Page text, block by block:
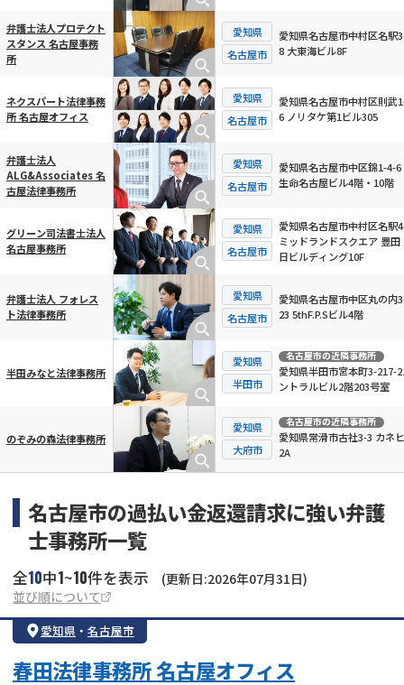
弁護士法人プロテクト
スタンス 名古屋事務
所
愛知県
名古屋市
愛知県名古屋市中村区名駅
8 大東海ビル8F
ネクスパート法律事務
所 名古屋オフィス
愛知県
名古屋市
愛知県名古屋市中村区則武
6 ノリタケ第1ビル305
弁護士法人
ALG&Associates 名
古屋法律事務所
愛知県
名古屋市
愛知県名古屋市中区錦1-4-6
生命名古屋ビル4階・10階
グリーン司法書士法人
名古屋事務所
愛知県
名古屋市
愛知県名古屋市中村区名駅
ミッドランドスクエア 豊田
日ビルディング10F
弁護士法人 フォレス
ト法律事務所
愛知県
名古屋市
愛知県名古屋市中区丸の内
23 5thF.P.Sビル4階
半田みなと法律事務所
愛知県
半田市
名古屋市の近隣事務所
愛知県半田市宮本町3-217-
ントラルビル2階203号室
のぞみの森法律事務所
愛知県
大府市
名古屋市の近隣事務所
愛知県常滑市古社3-3 カネ
2A
名古屋市の過払い金返還請求に強い弁護
士事務所一覧
全10中1~10件を表示
(更新日:2026年07月31日)
並び順について
愛知県 ・ 名古屋市
春田法律事務所 名古屋オフィス